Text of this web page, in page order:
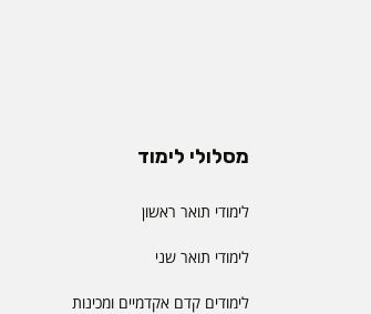
מסלולי לימוד
לימודי תואר ראשון
לימודי תואר שני
לימודים קדם אקדמיים ומכינות